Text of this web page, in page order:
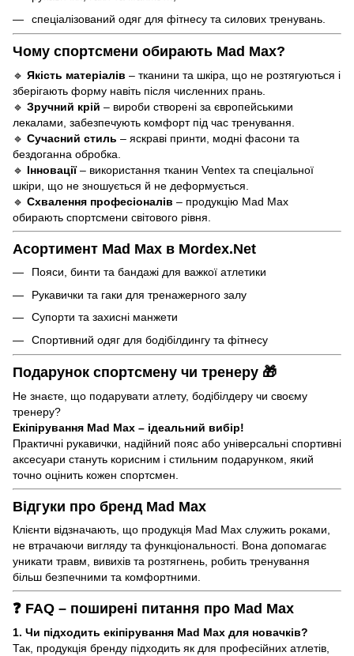
спеціалізований одяг для фітнесу та силових тренувань.
Чому спортсмени обирають Mad Max?
🔹 Якість матеріалів – тканини та шкіра, що не розтягуються і
зберігають форму навіть після численних прань.
🔹 Зручний крій – вироби створені за європейськими
лекалами, забезпечують комфорт під час тренування.
🔹 Сучасний стиль – яскраві принти, модні фасони та
бездоганна обробка.
🔹 Інновації– використання тканин Ventex та спеціальної
шкіри, що не зношується й не деформується.
🔹 Схвалення професіоналів – продукцію Mad Max
обирають спортсмени світового рівня.
Асортимент Mad Max в Mordex.Net
Пояси, бинти та бандажі для важкої атлетики
Рукавички та гаки для тренажерного залу
Супорти та захисні манжети
Спортивний одяг для бодібілдингу та фітнесу
Подарунок спортсмену чи тренеру 🎁
Не знаєте, що подарувати атлету, бодібілдеру чи своєму
тренеру?
Екіпірування Mad Max – ідеальний вибір!
Практичні рукавички, надійний пояс або універсальні спортивні
аксесуари стануть корисним і стильним подарунком, який
точно оцінить кожен спортсмен.
Відгуки про бренд Mad Max
Клієнти відзначають, що продукція Mad Max служить роками,
не втрачаючи вигляду та функціональності. Вона допомагає
уникати травм, вивихів та розтягнень, робить тренування
більш безпечними та комфортними.
❓ FAQ – поширені питання про Mad Max
1. Чи підходить екіпірування Mad Max для новачків?
Так, продукція бренду підходить як для професійних атлетів,